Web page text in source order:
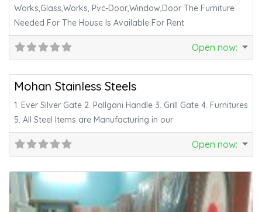
Works,Glass,Works, Pvc-Door,Window,Door The Furniture
Needed For The House Is Available For Rent
Open now:
Mohan Stainless Steels
1. Ever Silver Gate 2. Pallgani Handle 3. Grill Gate 4. Furnitures
5. All Steel Items are Manufacturing in our
Open now: